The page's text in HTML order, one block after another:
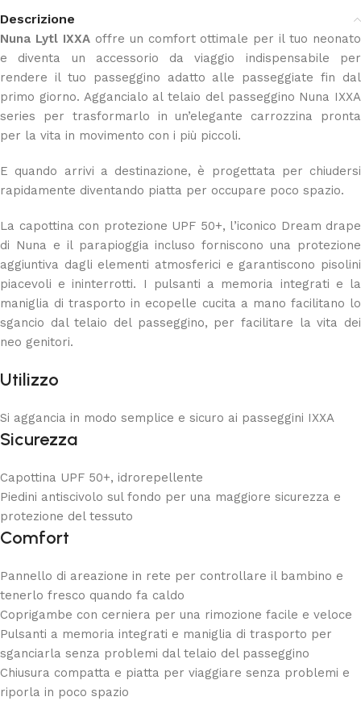
Descrizione
Nuna Lytl IXXAoffre un comfort ottimale per il tuo neonato
e diventa un accessorio da viaggio indispensabile per
rendere il tuo passeggino adatto alle passeggiate fin dal
primo giorno. Aggancialo al telaio del passeggino Nuna IXXA
series per trasformarlo in un’elegante carrozzina pronta
per la vita in movimento con i più piccoli.
E quando arrivi a destinazione, è progettata per chiudersi
rapidamente diventando piatta per occupare poco spazio.
La capottina con protezione UPF 50+, l’iconico Dream drape
di Nuna e il parapioggia incluso forniscono una protezione
aggiuntiva dagli elementi atmosferici e garantiscono pisolini
piacevoli e ininterrotti. I pulsanti a memoria integrati e la
maniglia di trasporto in ecopelle cucita a mano facilitano lo
sgancio dal telaio del passeggino, per facilitare la vita dei
neo genitori.
Utilizzo
Si aggancia in modo semplice e sicuro ai passeggini IXXA
Sicurezza
Capottina UPF 50+, idrorepellente
Piedini antiscivolo sul fondo per una maggiore sicurezza e
protezione del tessuto
Comfort
Pannello di areazione in rete per controllare il bambino e
tenerlo fresco quando fa caldo
Coprigambe con cerniera per una rimozione facile e veloce
Pulsanti a memoria integrati e maniglia di trasporto per
sganciarla senza problemi dal telaio del passeggino
Chiusura compatta e piatta per viaggiare senza problemi e
riporla in poco spazio